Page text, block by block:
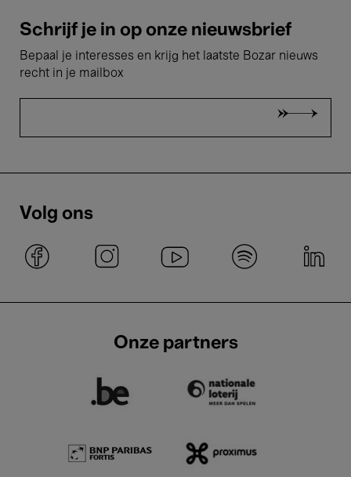
Schrijf je in op onze nieuwsbrief
Bepaal je interesses en krijg het laatste Bozar nieuws
recht in je mailbox
Volg ons
Onze partners